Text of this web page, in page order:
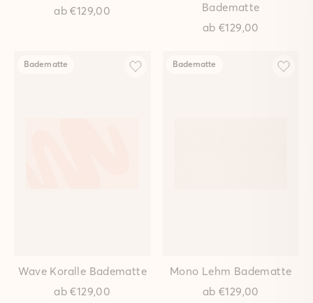
ab€129,00
Badematte
ab €129,00
Badematte
Wave Koralle Badematte
ab€129,00
Badematte
Mono Lehm Badematte
ab €129,00